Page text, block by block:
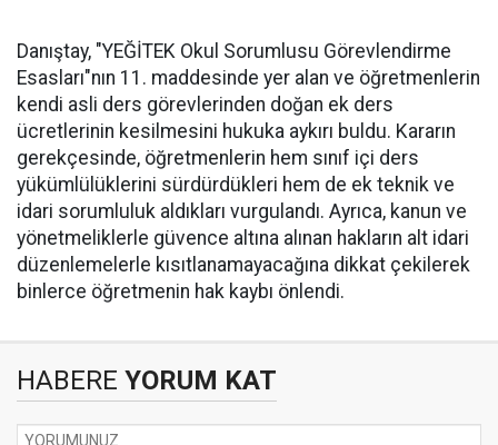
Danıştay, "YEĞİTEK Okul Sorumlusu Görevlendirme
Esasları"nın 11. maddesinde yer alan ve öğretmenlerin
kendi asli ders görevlerinden doğan ek ders
ücretlerinin kesilmesini hukuka aykırı buldu. Kararın
gerekçesinde, öğretmenlerin hem sınıf içi ders
yükümlülüklerini sürdürdükleri hem de ek teknik ve
idari sorumluluk aldıkları vurgulandı. Ayrıca, kanun ve
yönetmeliklerle güvence altına alınan hakların alt idari
düzenlemelerle kısıtlanamayacağına dikkat çekilerek
binlerce öğretmenin hak kaybı önlendi.
HABERE YORUM KAT